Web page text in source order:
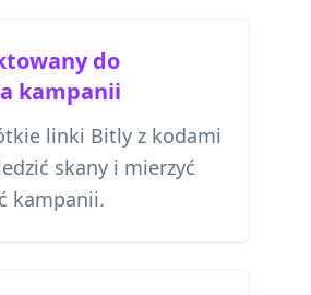
do
kampanii
linki Bitly z kodami
skany i mierzyć
kampanii.